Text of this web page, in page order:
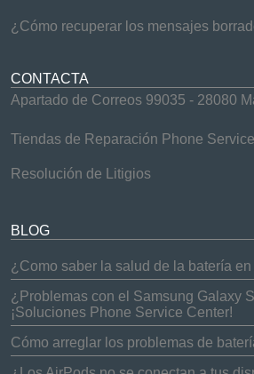
¿Cómo recuperar los mensajes
CONTACTA
Apartado de Correos 99035 - 28080
Tiendas de Reparación Phone
Resolución de Litigios
BLOG
¿Como saber la salud de la batería en
¿Problemas con el Samsung Galaxy
¡Soluciones Phone Service Center!
Cómo arreglar los problemas de